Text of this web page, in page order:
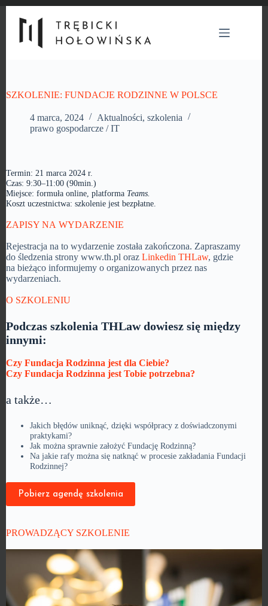
SZKOLENIE: FUNDACJE RODZINNE W POLSCE
4 marca, 2024 Aktualności, szkolenia
prawo gospodarcze / IT
Termin: 21 marca 2024 r.
Czas: 9:30–11:00 (90min.)
Miejsce: formuła online, platforma Teams.
Koszt uczestnictwa: szkolenie jest bezpłatne.
ZAPISY NA WYDARZENIE
Rejestracja na to wydarzenie została zakończona. Zapraszamy
do śledzenia strony www.th.pl oraz Linkedin THLaw, gdzie
na bieżąco informujemy o organizowanych przez nas
wydarzeniach.
O SZKOLENIU
Podczas szkolenia THLaw dowiesz się między
innymi:
Czy Fundacja Rodzinna jest dla Ciebie?
Czy Fundacja Rodzinna jest Tobie potrzebna?
a także…
Jakich błędów uniknąć, dzięki współpracy z doświadczonymi
praktykami?
Jak można sprawnie założyć Fundację Rodzinną?
Na jakie rafy można się natknąć w procesie zakładania Fundacji
Rodzinnej?
Pobierz agendę szkolenia
PROWADZĄCY SZKOLENIE